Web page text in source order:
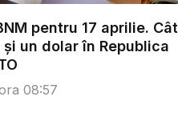
pentru 17 aprilie. Cât
un dolar în Republica
08:57